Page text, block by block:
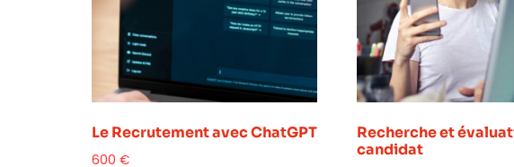
Le Recrutement avec ChatGPT
600 €
Recherche et
candidat